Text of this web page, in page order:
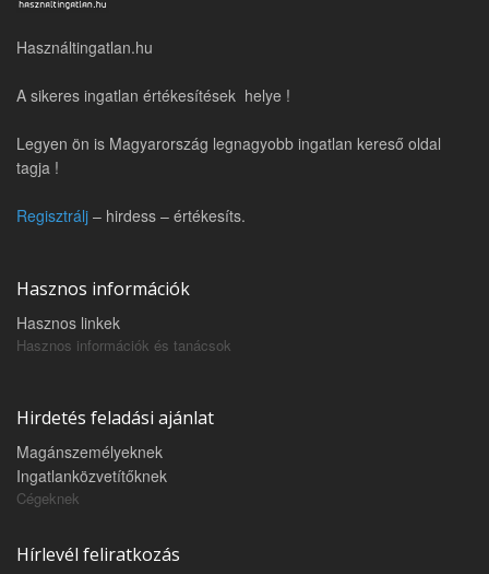
Használtingatlan.hu
A sikeres ingatlan értékesítések helye !
Legyen ön is Magyarország legnagyobb ingatlan kereső oldal
tagja !
Regisztrálj – hirdess – értékesíts.
Hasznos információk
Hasznos linkek
Hasznos információk és tanácsok
Hirdetés feladási ajánlat
Magánszemélyeknek
Ingatlanközvetítőknek
Cégeknek
Hírlevél feliratkozás